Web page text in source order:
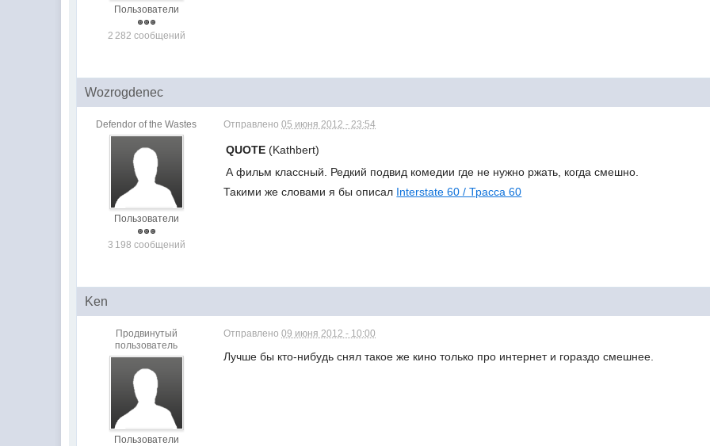
Пользователи
2 282 сообщений
Wozrogdenec
Defendor of the Wastes
Пользователи
3 198 сообщений
Отправлено05 июня 2012 - 23:54
QUOTE (Kathbert)
А фильм классный. Редкий подвид комедии где не нужно ржать, когда смешно.
Такими же словами я бы описал Interstate 60 / Трасса 60
Ken
Продвинутый
пользователь
Пользователи
Отправлено09 июня 2012 - 10:00
Лучше бы кто-нибудь снял такое же кино только про интернет и гораздо смешнее.